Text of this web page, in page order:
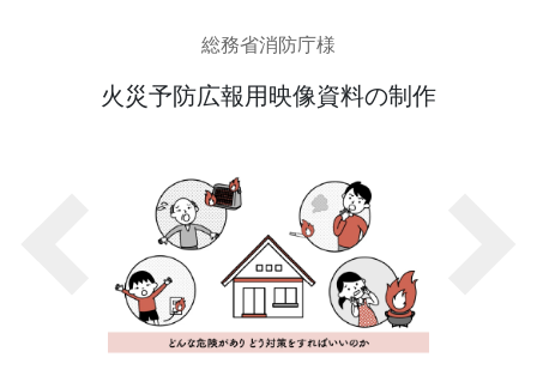
発送代行・全国流通（ロジスティクス）
デジタルコンテンツ制作・撮影・その他
社員ブログ
お問合せ
総務省消防庁様
火災予防広報用映像資料の制作